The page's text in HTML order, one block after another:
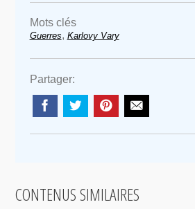
Mots clés
Guerres, Karlovy Vary
Partager:
CONTENUS SIMILAIRES